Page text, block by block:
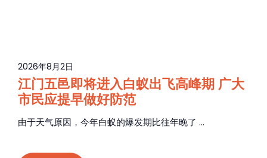
2026年8月2日
江门五邑即将进入白蚁出飞高峰期 广大
市民应提早做好防范
由于天气原因，今年白蚁的爆发期比往年晚了 ...